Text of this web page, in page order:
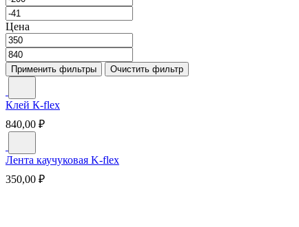
Цена
Применить фильтры Очистить фильтр
Клей К-flex
840,00 ₽
Лента каучуковая K-flex
350,00 ₽